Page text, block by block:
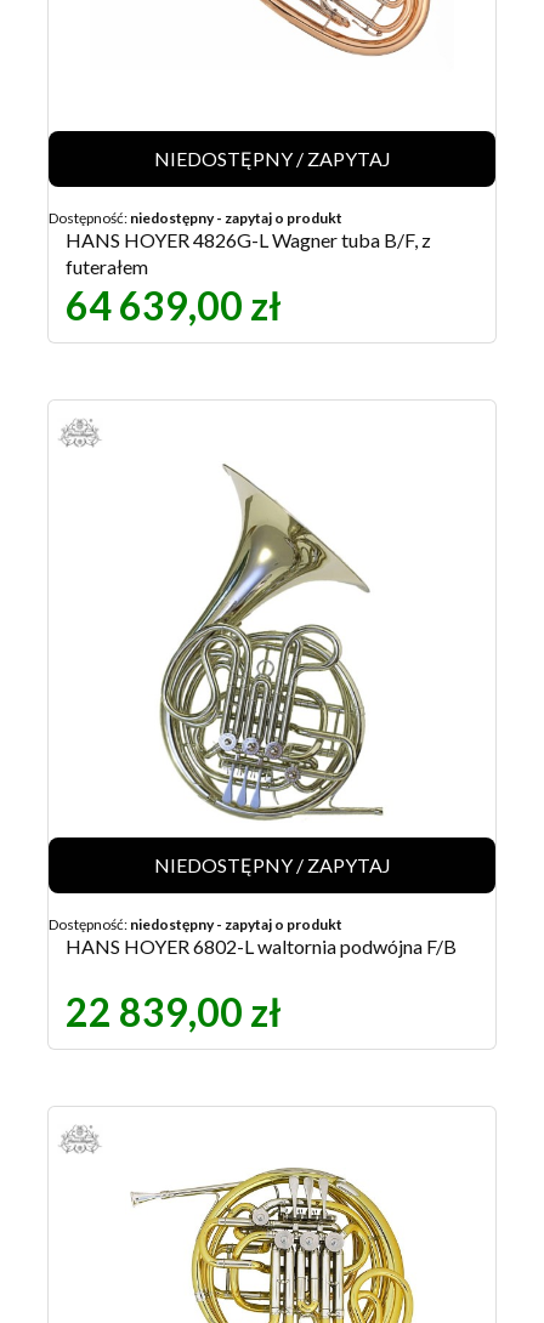
NIEDOSTĘPNY / ZAPYTAJ
Dostępność: niedostępny - zapytaj o produkt
HANS HOYER 4826G-L Wagner tuba B/F, z
futerałem
64 639,00 zł
NIEDOSTĘPNY / ZAPYTAJ
Dostępność: niedostępny - zapytaj o produkt
HANS HOYER 6802-L waltornia podwójna F/B
22 839,00 zł